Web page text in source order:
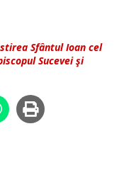
Sfântul Ioan cel
Sucevei şi